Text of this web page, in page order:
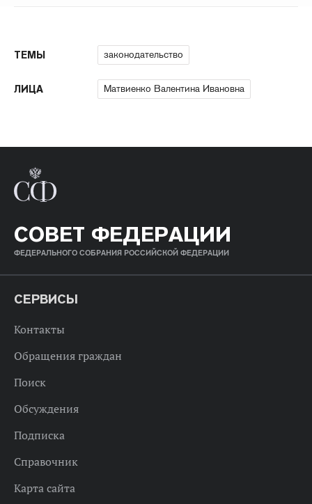
ТЕМЫ законодательство
ЛИЦА Матвиенко Валентина Ивановна
СОВЕТ ФЕДЕРАЦИИ
ФЕДЕРАЛЬНОГО СОБРАНИЯ РОССИЙСКОЙ ФЕДЕРАЦИИ
СЕРВИСЫ
Контакты
Обращения граждан
Поиск
Обсуждения
Подписка
Справочник
Карта сайта